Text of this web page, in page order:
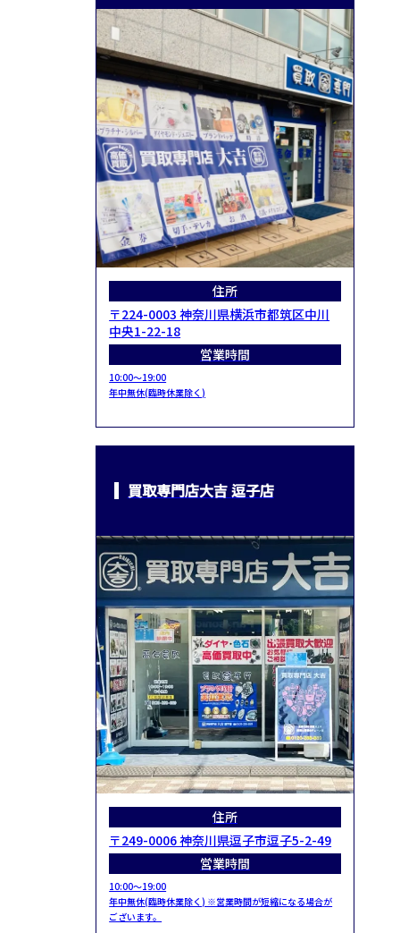
住所
〒224-0003 神奈川県横浜市都筑区中川
中央1-22-18
営業時間
10:00～19:00
年中無休(臨時休業除く)
買取専門店大吉 逗子店
住所
〒249-0006 神奈川県逗子市逗子5-2-49
営業時間
10:00～19:00
年中無休(臨時休業除く) ※営業時間が短縮になる場合が
ございます。